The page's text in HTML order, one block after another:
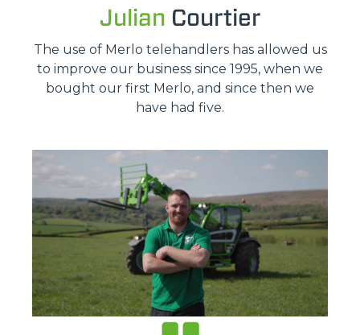
Julian Courtier
The use of Merlo telehandlers has allowed us
to improve our business since 1995, when we
bought our first Merlo, and since then we
have had five.